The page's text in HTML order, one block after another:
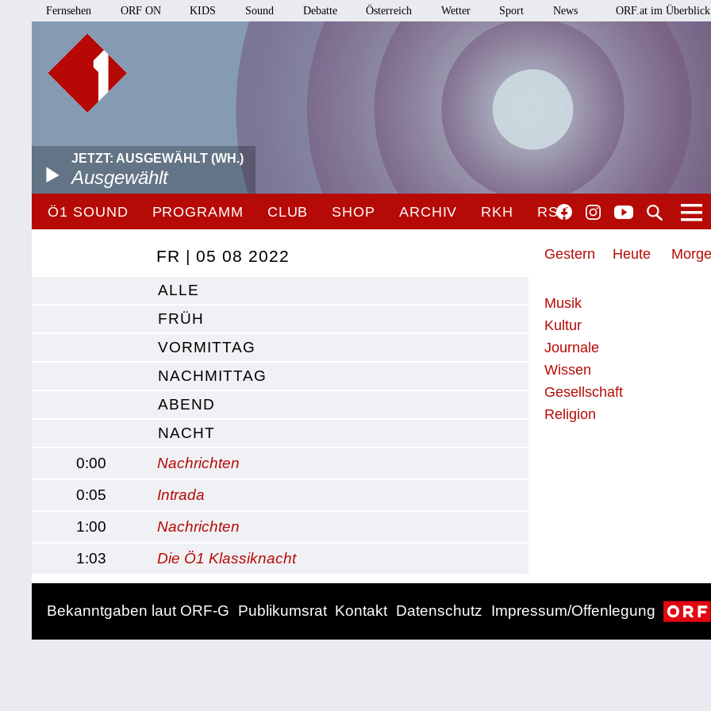
Fernsehen ORF ON KIDS Sound Debatte Österreich Wetter Sport News ORF.at im Überblick
JETZT: AUSGEWÄHLT (WH.)
Ausgewählt
Ö1 SOUND PROGRAMM CLUB SHOP ARCHIV RKH RSO
Gestern Heute
Musik
Kultur
Journale
Wissen
Gesellschaft
Religion
FR | 05 08 2022
ALLE
FRÜH
VORMITTAG
NACHMITTAG
ABEND
NACHT
0:00
Nachrichten
0:05
Intrada
1:00
Nachrichten
1:03
Die Ö1 Klassiknacht
Bekanntgaben laut ORF-G Publikumsrat Kontakt Datenschutz Impressum/Offenlegung